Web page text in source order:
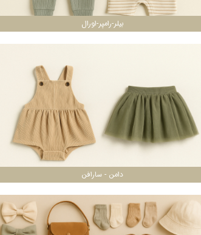
بیلر-رامپر-اورال
دامن - سارافن